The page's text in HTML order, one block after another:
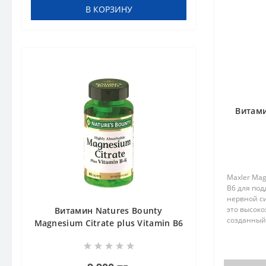
В КОРЗИНУ
Витамин Natures Bounty
Magnesium Citrate plus Vitamin B6
Maxler
B6 для
нервной
это